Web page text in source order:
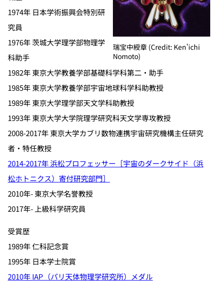
瑞宝中綬章 (Credit: Ken'ichi
Nomoto)
1974年 日本学術振興会特別研
究員
1976年 茨城大学理学部物理学
科助手
1982年 東京大学教養学部基礎科学科第二・助手
1985年 東京大学教養学部宇宙地球科学科助教授
1989年 東京大学理学部天文学科助教授
1993年 東京大学大学院理学研究科天文学専攻教授
2008-2017年 東京大学カブリ数物連携宇宙研究機構主任研究
者・特任教授
2014-2017年 浜松プロフェッサー［宇宙のダークサイド（浜
松ホトニクス）寄付研究部門］
2010年- 東京大学名誉教授
2017年- 上級科学研究員
受賞歴
1989年 仁科記念賞
1995年 日本学士院賞
2010年 IAP（パリ天体物理学研究所）メダル